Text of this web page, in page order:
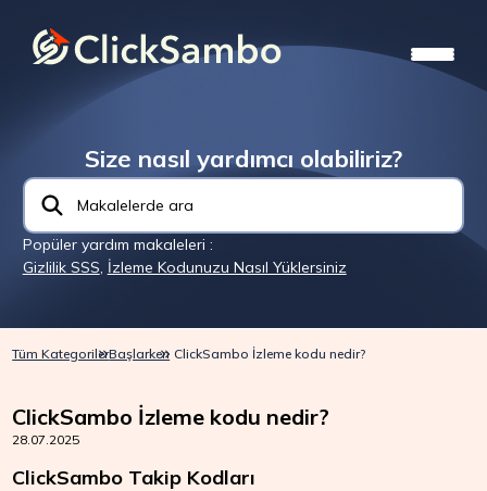
Size nasıl yardımcı olabiliriz?
Popüler yardım makaleleri :
Gizlilik SSS, İzleme Kodunuzu Nasıl Yüklersiniz
Tüm KategorilerBaşlarken ClickSambo İzleme kodu nedir?
ClickSambo İzleme kodu nedir?
28.07.2025
ClickSambo Takip Kodları